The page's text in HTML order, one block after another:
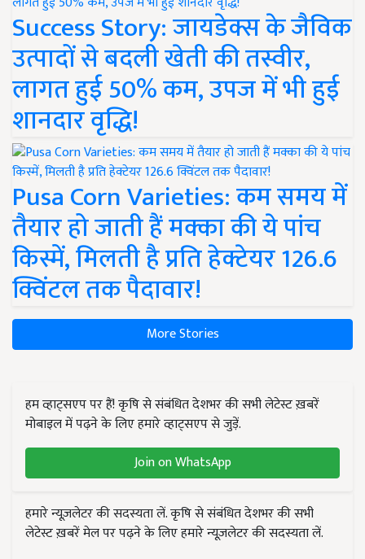
Success Story: जायडेक्स के जैविक
उत्पादों से बदली खेती की तस्वीर,
लागत हुई 50% कम, उपज में भी हुई
शानदार वृद्धि!
Pusa Corn Varieties: कम समय में
तैयार हो जाती हैं मक्का की ये पांच
किस्में, मिलती है प्रति हेक्टेयर 126.6
क्विंटल तक पैदावार!
More Stories
हम व्हाट्सएप पर हैं! कृषि से संबंधित देशभर की सभी लेटेस्ट ख़बरें
मोबाइल में पढ़ने के लिए हमारे व्हाट्सएप से जुड़ें.
Join on WhatsApp
हमारे न्यूज़लेटर की सदस्यता लें. कृषि से संबंधित देशभर की सभी
लेटेस्ट ख़बरें मेल पर पढ़ने के लिए हमारे न्यूज़लेटर की सदस्यता लें.